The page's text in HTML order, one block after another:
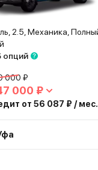
2.5, Механика,
опций
000 ₽
000 ₽
от 56 087 ₽ / мес.